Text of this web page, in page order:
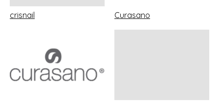
crisnail Curasano